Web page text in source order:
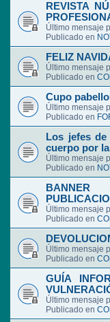
REVISTA
Último mensaje
Publicado en
FELIZ
Último mensaje
Publicado en
Cupo
Último mensaje
Publicado en
Los jefes
cuerpo por
Último mensaje
Publicado en
Último mensaje
Publicado en
Último mensaje
Publicado en
GUÍA
Último mensaje
Publicado en